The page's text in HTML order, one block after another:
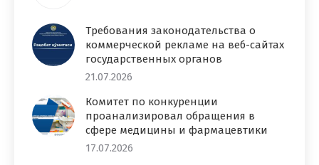
Требования законодательства о
коммерческой рекламе на веб-сайтах
государственных органов
21.07.2026
Комитет по конкуренции
проанализировал обращения в
сфере медицины и фармацевтики
17.07.2026